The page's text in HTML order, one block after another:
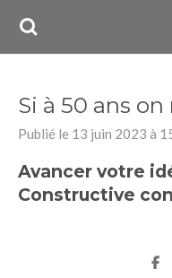
Passer
Si à 50 ans
Publié le 13 juin 2023 à
Avancer votre
Constructive
P